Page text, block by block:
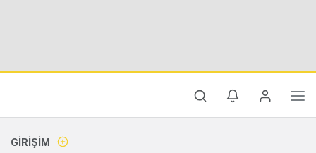
GIRIŞIM